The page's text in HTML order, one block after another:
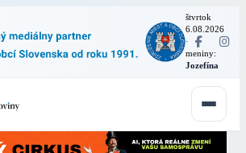
štvrtok
6.08.2026
·
meniny:
Jozefína